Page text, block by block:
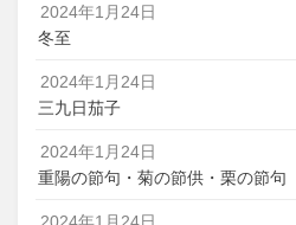
2024年1月24日
冬至
2024年1月24日
三九日茄子
2024年1月24日
重陽の節句・菊の節供・栗の節句
2024年1月24日